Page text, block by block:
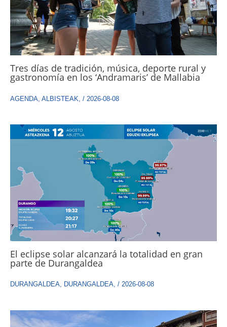
Tres días de tradición, música, deporte rural y
gastronomía en los ‘Andramaris’ de Mallabia
AGENDA ALBISTEAK / 2026-08-08
El eclipse solar alcanzará la totalidad en gran
parte de Durangaldea
DURANGALDEA, DURANGALDEA, / 2026-08-08